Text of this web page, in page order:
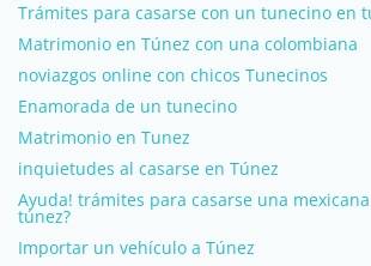
Trámites para casarse con un tunecino en
Matrimonio en Túnez con una colombiana
noviazgos online con chicos Tunecinos
Enamorada de un tunecino
Matrimonio en Tunez
inquietudes al casarse en Túnez
Ayuda! trámites para casarse una
túnez?
Importar un vehículo a Túnez